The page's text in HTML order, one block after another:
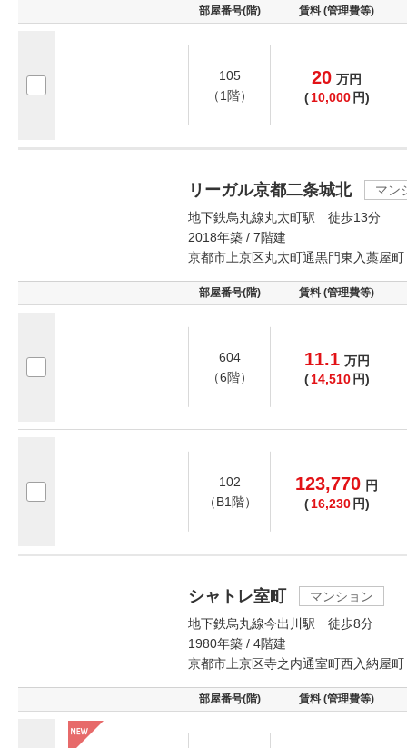
部屋番号(階) 賃料 (管理費等)
105
（1階）
20 万円
( 10,000 円)
リーガル京都二条城北
マン
地下鉄烏丸線丸太町駅 徒歩13分
2018年築 / 7階建
京都市上京区丸太町通黒門東入藁屋町
部屋番号(階) 賃料 (管理費等)
604
（6階）
11.1 万円
( 14,510 円)
102
（B1階）
123,770 円
( 16,230 円)
シャトレ室町
マンション
地下鉄烏丸線今出川駅 徒歩8分
1980年築 / 4階建
京都市上京区寺之内通室町西入納屋町
部屋番号(階) 賃料 (管理費等)